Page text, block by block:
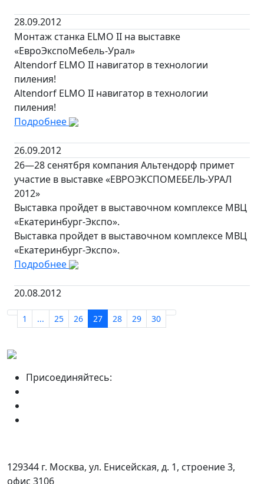
28.09.2012
Монтаж станка ELMO II на выставке
«ЕвроЭкспоМебель-Урал»
Altendorf ELMO II навигатор в технологии
пиления!
Altendorf ELMO II навигатор в технологии
пиления!
Подробнее
26.09.2012
26—28 сенятбря компания Альтендорф примет
участие в выставке «ЕВРОЭКСПОМЕБЕЛЬ-УРАЛ
2012»
Выставка пройдет в выставочном комплексе МВЦ
«Екатеринбург-Экспо».
Выставка пройдет в выставочном комплексе МВЦ
«Екатеринбург-Экспо».
Подробнее
20.08.2012
1 ... 25 26 27 28 29 30
Присоединяйтесь:
129344 г. Москва, ул. Енисейская, д. 1, строение 3,
офис 3106